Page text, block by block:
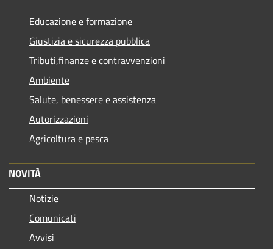
Educazione e formazione
Giustizia e sicurezza pubblica
Tributi,finanze e contravvenzioni
Ambiente
Salute, benessere e assistenza
Autorizzazioni
Agricoltura e pesca
NOVITÀ
Notizie
Comunicati
Avvisi